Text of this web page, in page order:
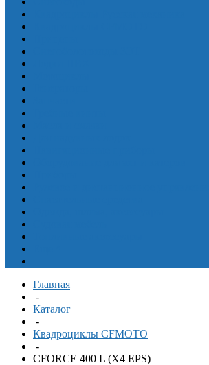
Главная
-
Каталог
-
Квадроциклы CFMOTO
-
CFORCE 400 L (X4 EPS)